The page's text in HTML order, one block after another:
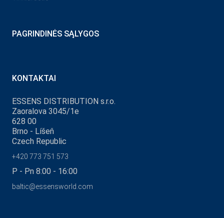
PAGRINDINĖS SĄLYGOS
KONTAKTAI
ESSENS DISTRIBUTION s.r.o.
Zaoralova 3045/1e
628 00
Brno - Líšeň
Czech Republic
+420 773 751 573
P - Pn 8:00 - 16:00
baltic@essensworld.com